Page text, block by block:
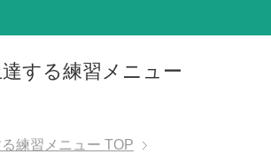
練習メニュー TOP